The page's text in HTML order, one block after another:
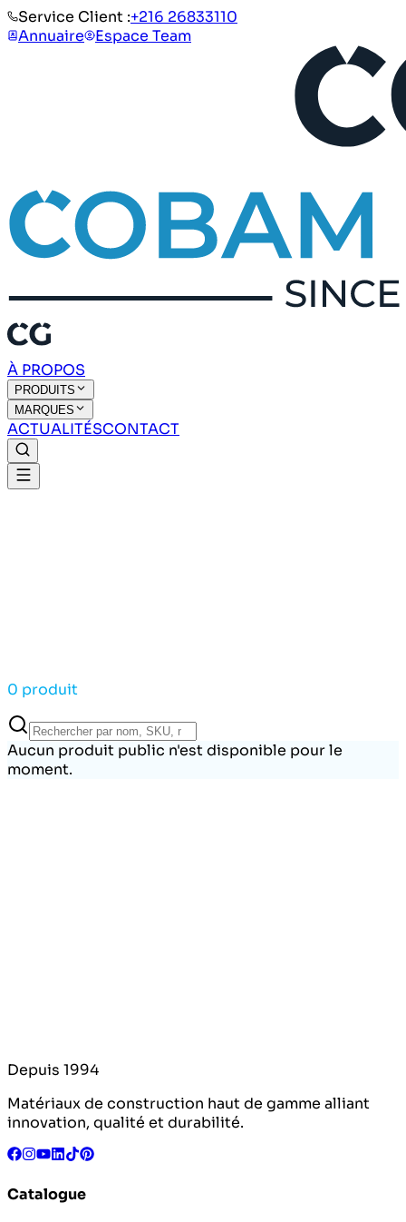
Service Client :+216 26833110
Annuaire
Espace Team
À PROPOS
PRODUITS
MARQUES
ACTUALITÉSCONTACT
0 produit
Aucun produit public n'est disponible pour le
moment.
Depuis 1994
Matériaux de construction haut de gamme alliant
innovation, qualité et durabilité.
Catalogue